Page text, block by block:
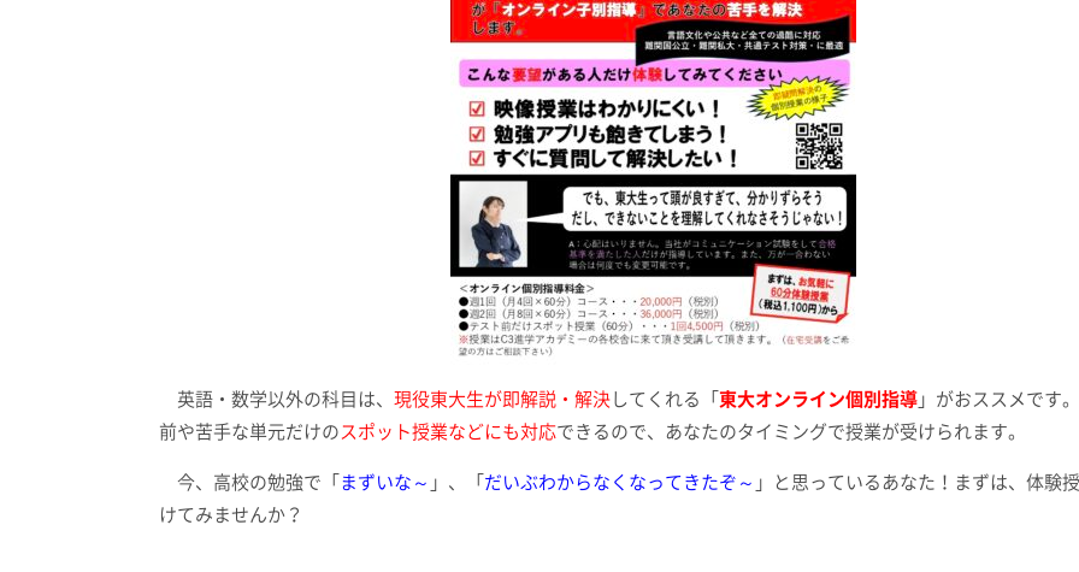
英語・数学以外の科目は、 現役東大生が即解説・解決してくれる「東大オンライン個別指導」がおススメです
前や苦手な単元だけのスポット授業などにも対応できるので、あなたのタイミングで授業が受けられます。
今、高校の勉強で「まずいな～ 」、「だいぶわからなくなってきたぞ～ 」と思っているあなた！まずは、体験
けてみませんか？